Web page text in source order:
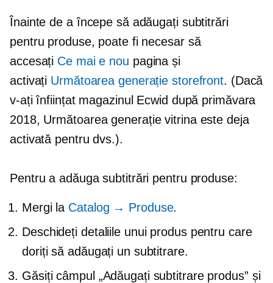
Înainte de a începe să adăugați subtitrări
pentru produse, poate fi necesar să
accesați Ce mai e nou pagina și
activați Următoarea generație storefront. (Dacă
v-ați înființat magazinul Ecwid după primăvara
2018, Următoarea generațievitrina este deja
activată pentru dvs.).
Pentru a adăuga subtitrări pentru produse:
Mergi la Catalog → Produse.
Deschideți detaliile unui produs pentru care
doriți să adăugați un subtitrare.
Găsiți câmpul „Adăugați subtitrare produs” și